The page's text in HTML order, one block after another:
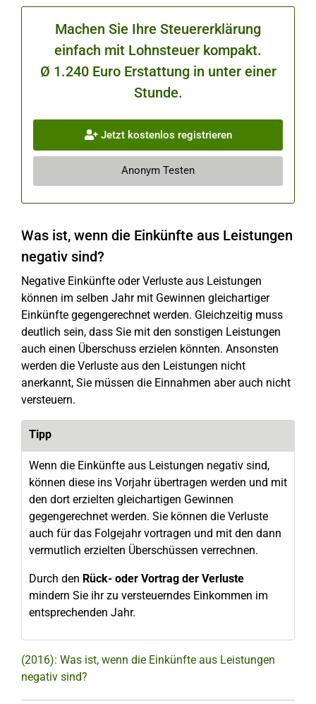
Machen Sie Ihre Steuererklärung
einfach mit Lohnsteuer kompakt.
Ø 1.240 Euro Erstattung in unter einer
Stunde.
Jetzt kostenlos registrieren
Anonym Testen
Was ist, wenn die Einkünfte aus Leistungen
negativ sind?
Negative Einkünfte oder Verluste aus Leistungen
können im selben Jahr mit Gewinnen gleichartiger
Einkünfte gegengerechnet werden. Gleichzeitig muss
deutlich sein, dass Sie mit den sonstigen Leistungen
auch einen Überschuss erzielen könnten. Ansonsten
werden die Verluste aus den Leistungen nicht
anerkannt, Sie müssen die Einnahmen aber auch nicht
versteuern.
Tipp
Wenn die Einkünfte aus Leistungen negativ sind,
können diese ins Vorjahr übertragen werden und mit
den dort erzielten gleichartigen Gewinnen
gegengerechnet werden. Sie können die Verluste
auch für das Folgejahr vortragen und mit den dann
vermutlich erzielten Überschüssen verrechnen.
Durch den Rück- oder Vortrag der Verluste
mindern Sie ihr zu versteuerndes Einkommen im
entsprechenden Jahr.
(2016): Was ist, wenn die Einkünfte aus Leistungen
negativ sind?